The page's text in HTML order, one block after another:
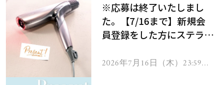
※応募は終了いたしまし
た。【7/16まで】新規会
員登録をした方にステラボ
ヘアドライヤー ジュエル
2026年7月16日（木）23:59ま